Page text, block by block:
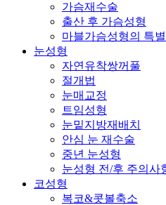
가슴재수술
출산 후 가슴성형
마블가슴성형의 특
눈성형
자연유착쌍꺼풀
절개법
눈매교정
트임성형
눈밑지방재배치
안심 눈 재수술
중년 눈성형
눈성형 전/후 주의사
코성형
복코&콧볼축소